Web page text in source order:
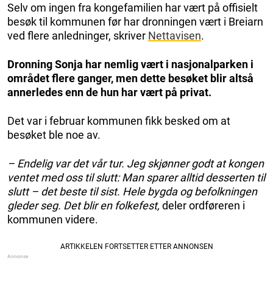
Selv om ingen fra kongefamilien har vært på offisielt
besøk til kommunen før har dronningen vært i Breiarn
ved flere anledninger, skriver Nettavisen.
Dronning Sonja har nemlig vært i nasjonalparken i
området flere ganger, men dette besøket blir altså
annerledes enn de hun har vært på privat.
Det var i februar kommunen fikk besked om at
besøket ble noe av.
– Endelig var det vår tur. Jeg skjønner godt at kongen
ventet med oss til slutt: Man sparer alltid desserten til
slutt – det beste til sist. Hele bygda og befolkningen
gleder seg. Det blir en folkefest, deler ordføreren i
kommunen videre.